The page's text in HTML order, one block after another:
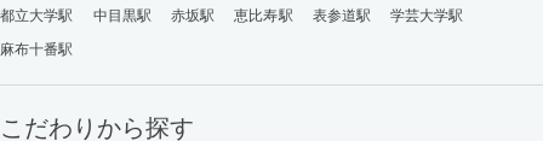
都立大学駅
中目黒駅 赤坂駅 恵比寿駅 表参道駅
学芸大学駅
麻布十番駅
こだわりから探す